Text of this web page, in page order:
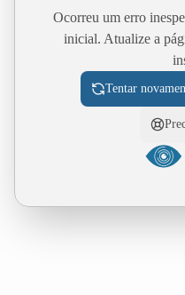
Ocorreu um erro
inicial. Atualize a
Tentar